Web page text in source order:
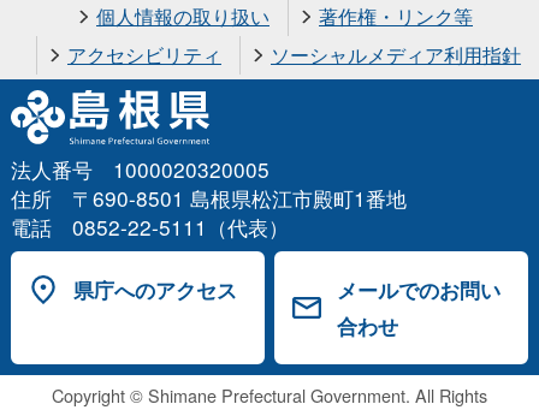
個人情報の取り扱い
著作権・リンク等
アクセシビリティ
ソーシャルメディア利用指針
法人番号 1000020320005
住所 〒690-8501 島根県松江市殿町1番地
電話 0852-22-5111（代表）
県庁へのアクセス
メールでのお問い
合わせ
Copyright © Shimane Prefectural Government. All Rights